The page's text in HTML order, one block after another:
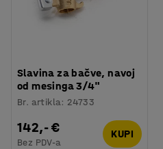
Slavina za bačve, navoj
od mesinga 3/4"
Br. artikla: 24733
142,- €
Bez PDV-a
KUPI